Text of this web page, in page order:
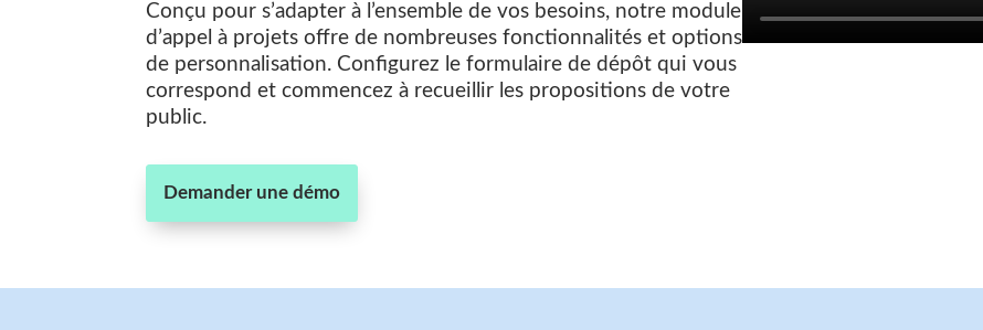
Conçu pour s’adapter à l’ensemble de vos besoins, notre module
d’appel à projets offre de nombreuses fonctionnalités et options
de personnalisation. Configurez le formulaire de dépôt qui vous
correspond et commencez à recueillir les propositions de votre
public.
Demander une démo